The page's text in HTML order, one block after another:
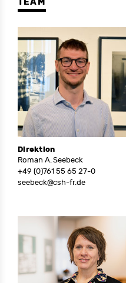
Direktion
Roman A. Seebeck
+49 (0)761 55 65 27-0
seebeck@csh-fr.de